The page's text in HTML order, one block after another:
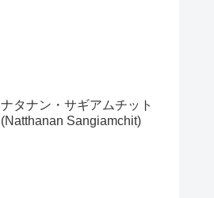
ナタナン・サギアムチット
(Natthanan Sangiamchit)